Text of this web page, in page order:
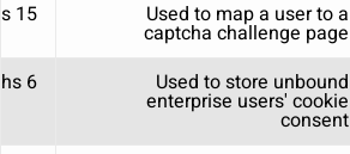
Used to map a user to a
captcha challenge page
15 minutes
Used to store unbound
enterprise users' cookie
consent
6 months